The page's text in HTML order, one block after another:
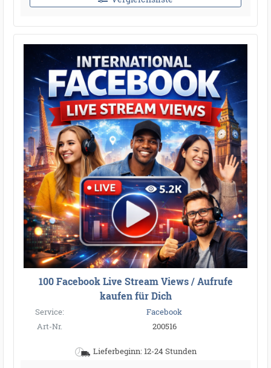
100 Facebook Live Stream Views / Aufrufe
kaufen für Dich
Service:
Facebook
Art-Nr.
200516
Lieferbeginn: 12-24 Stunden